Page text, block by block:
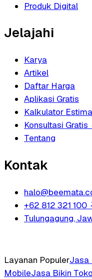
Produk Digital
Jelajahi
Karya
Artikel
Daftar Harga
Aplikasi Gratis
Kalkulator
Konsultasi Gratis
Tentang
Kontak
+62 812 321 100
Tulungagung,
Layanan PopulerJasa
MobileJasa Bikin